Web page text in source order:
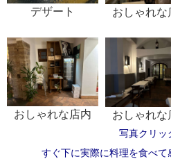
デザート おしゃれな
おしゃれな店内 おしゃれな
写真クリッ
すぐ下に実際に料理を食べて